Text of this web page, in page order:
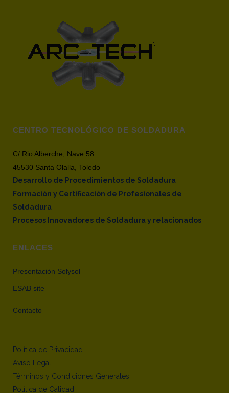
CENTRO TECNOLÓGICO DE SOLDADURA
C/ Rio Alberche, Nave 58
45530 Santa Olalla, Toledo
Desarrollo de Procedimientos de Soldadura
Formación y Certificación de Profesionales de
Soldadura
Procesos Innovadores de Soldadura y relacionados
ENLACES
Presentación Solysol
ESAB site
Contacto
Política de Privacidad
Aviso Legal
Términos y Condiciones Generales
Política de Calidad